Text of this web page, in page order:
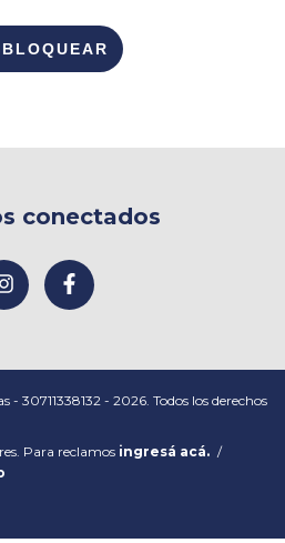
conectados
30711338132 - 2026. Todos los derechos
Para reclamos ingresá acá. /